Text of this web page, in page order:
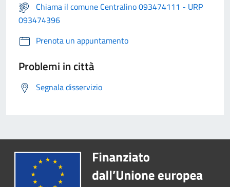
Chiama il comune Centralino 093474111 - URP
093474396
Prenota un appuntamento
Problemi in città
Segnala disservizio